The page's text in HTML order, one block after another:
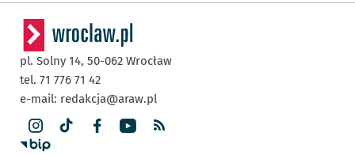
pl. Solny 14, 50-062 Wrocław
tel. 71 776 71 42
e-mail: redakcja@araw.pl